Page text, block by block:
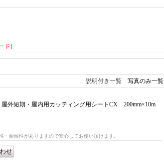
ド]
説明付き一覧 写真のみ一覧
外短期・屋内用カッティング用シートCX 200mm×10m
・耐候性がありますので安心してお使い頂けます。